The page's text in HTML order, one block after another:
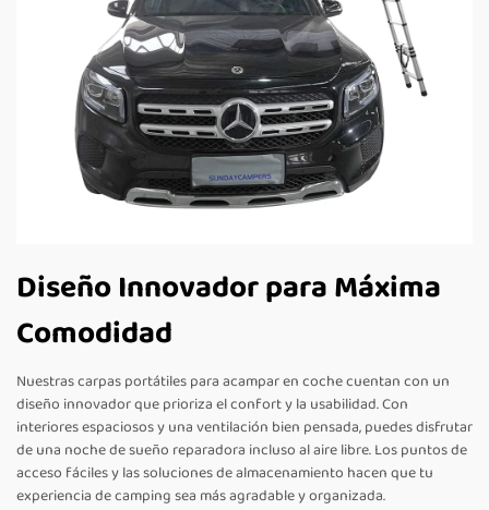
Diseño Innovador para Máxima
Comodidad
Nuestras carpas portátiles para acampar en coche cuentan con un
diseño innovador que prioriza el confort y la usabilidad. Con
interiores espaciosos y una ventilación bien pensada, puedes disfrutar
de una noche de sueño reparadora incluso al aire libre. Los puntos de
acceso fáciles y las soluciones de almacenamiento hacen que tu
experiencia de camping sea más agradable y organizada.